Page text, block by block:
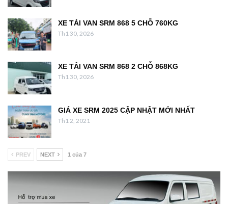
XE TẢI VAN SRM 868 5 CHỖ 760KG
Th1 30, 2026
XE TẢI VAN SRM 868 2 CHỖ 868KG
Th1 30, 2026
GIÁ XE SRM 2025 CẬP NHẬT MỚI NHẤT
Th1 2, 2021
PREV NEXT 1 của 7